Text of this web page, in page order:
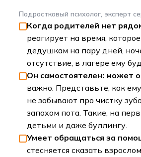
Подростковый психолог, эксперт
Когда родителей нет
реагирует на время,
дедушкам на пару дней,
отсутствие, в лагере ему
Он самостоятелен: может
важно. Представьте, как
не забывают про чистку
запахом пота. Такие, на
детьми и даже буллингу.
Умеет обращаться за
стесняется сказать